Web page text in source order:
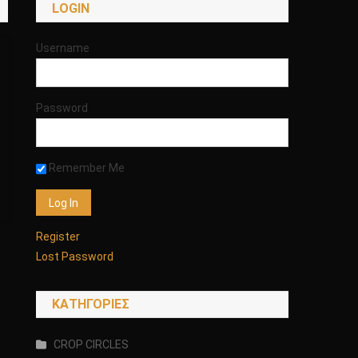
LOGIN
Username
Password
Remember Me
Register
Lost Password
KΑΤΗΓΟΡΊΕΣ
CROP CIRCLES